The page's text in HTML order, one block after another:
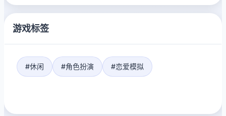
游戏标签
#休闲 #角色扮演 #恋爱模拟